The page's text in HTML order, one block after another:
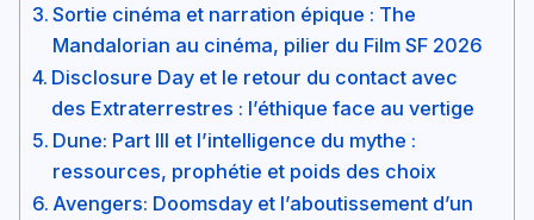
Sortie cinéma et narration épique : The
Mandalorian au cinéma, pilier du Film SF 2026
Disclosure Day et le retour du contact avec
des Extraterrestres : l’éthique face au vertige
Dune: Part III et l’intelligence du mythe :
ressources, prophétie et poids des choix
Avengers: Doomsday et l’aboutissement d’un